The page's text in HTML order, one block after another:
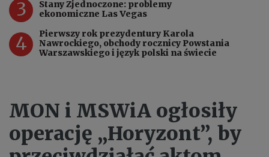
3
Stany Zjednoczone: problemy
ekonomiczne Las Vegas
4
Pierwszy rok prezydentury Karola
Nawrockiego, obchody rocznicy Powstania
Warszawskiego i język polski na świecie
MON i MSWiA ogłosiły
operację „Horyzont”, by